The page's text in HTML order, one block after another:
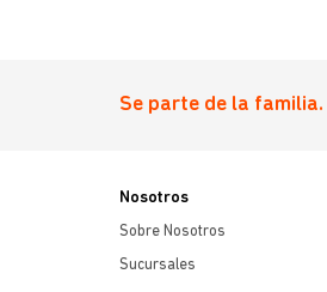
Se parte de la familia.
Nosotros
Sobre Nosotros
Sucursales